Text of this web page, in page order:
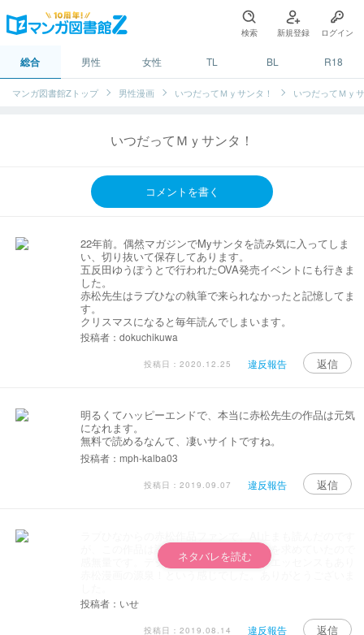
検索 新規登録 ログイン
総合 男性 女性 TL BL R18
マンガ図書館Zトップ 男性漫画 いつだってＭｙサンタ！ いつだってＭｙ
いつだってＭｙサンタ！
コメントを書く
22年前。偶然マガジンでMyサンタを読み気に入ってしま
い、切り抜いて保存してあります。
五反田ゆうぽうとで行われたOVA発売イベントにも行きま
した。
赤松先生はラブひなの執筆で来られなかったと記憶してま
す。
クリスマスになると毎年読んでしまいます。
投稿者：dokuchikuwa
投稿日：2020.12.25 違反報告 返信
明るくてハッピーエンドで、本当に赤松先生の作品は元気
になれます。
無料で読めるなんて、凄いサイトですね。
投稿者：mph-kalba03
投稿日：2019.09.07 違反報告 返信
が、この作品は読めておらずずっと機会を求めていたので
感無量です。デジタル機器や魔法などのエッセンスもあり
ネタバレを読む
投稿者：いせ
投稿日：2019.08.14 違反報告 返信